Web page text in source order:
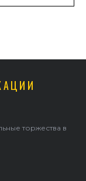
торжества в